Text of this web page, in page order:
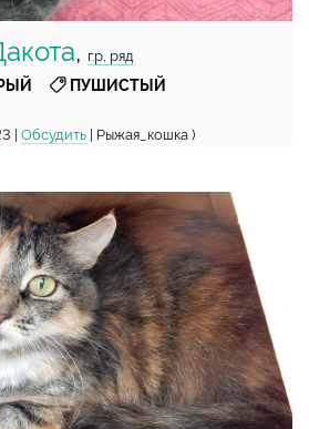
, г.р, ряд
ПУШИСТЫЙ
| Обсудить| Рыжая_кошка )